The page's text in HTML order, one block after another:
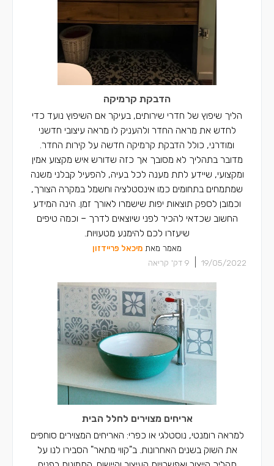
הדבקת קרמיקה
הליך שיפוץ של חדרי שירותים, בעיקר אם השיפוץ נועד כדי
לחדש את מראה החדר ולהעניק לו מראה עיצובי חדשני
ומודרני, כולל הדבקת קרמיקה חדשה על קירות החדר.
מדובר בתהליך לא מסובך אך כזה שדורש איש מקצוע אמין
ומקצועי, שיידע לתת מענה לכל בעיה, להפעיל קבלני משנה
שמתמחים בתחומים כמו אינסטלציה וחשמל במקרה הצורך,
וכמובן לספק תוצאות יפות שישמרו לאורך זמן. הינה המידע
החשוב שכדאי להכיר לפני שיוצאים לדרך – וכמה טיפים
שיעזרו לכם להימנע מטעויות.
מאמר מאת מיכאל פריידזון
19/05/2022
9 דק' קריאה
אריחים מצוירים לחלל הבית
למראה רומנטי, נוסטלגי או כפרי: האריחים המצוירים סוחפים
את השוק בשנים האחרונות. ב"קווי מתאר" הסבירו לנו על